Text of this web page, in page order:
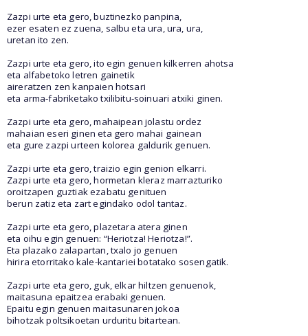
Zazpi urte eta gero, buztinezko panpina,
ezer esaten ez zuena, salbu eta ura, ura, ura,
uretan ito zen.
Zazpi urte eta gero, ito egin genuen kilkerren ahotsa
eta alfabetoko letren gainetik
aireratzen zen kanpaien hotsari
eta arma-fabriketako txilibitu-soinuari atxiki ginen.
Zazpi urte eta gero, mahaipean jolastu ordez
mahaian eseri ginen eta gero mahai gainean
eta gure zazpi urteen kolorea galdurik genuen.
Zazpi urte eta gero, traizio egin genion elkarri.
Zazpi urte eta gero, hormetan kleraz marrazturiko
oroitzapen guztiak ezabatu genituen
berun zatiz eta zart egindako odol tantaz.
Zazpi urte eta gero, plazetara atera ginen
eta oihu egin genuen: “Heriotza! Heriotza!”.
Eta plazako zalapartan, txalo jo genuen
hirira etorritako kale-kantariei botatako sosengatik.
Zazpi urte eta gero, guk, elkar hiltzen genuenok,
maitasuna epaitzea erabaki genuen.
Epaitu egin genuen maitasunaren jokoa
bihotzak poltsikoetan urduritu bitartean.